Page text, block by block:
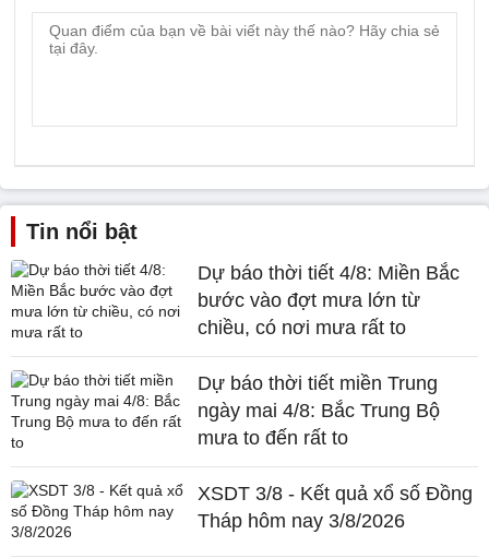
Tin nổi bật
Dự báo thời tiết 4/8: Miền Bắc
bước vào đợt mưa lớn từ
chiều, có nơi mưa rất to
Dự báo thời tiết miền Trung
ngày mai 4/8: Bắc Trung Bộ
mưa to đến rất to
XSDT 3/8 - Kết quả xổ số Đồng
Tháp hôm nay 3/8/2026